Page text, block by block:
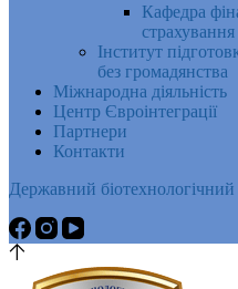
Кафедра
страхування
Інститут
без громадянства
Міжнародна діяльність
Центр Євроінтеграції
Партнери
Контакти
Державний біотехнологічний